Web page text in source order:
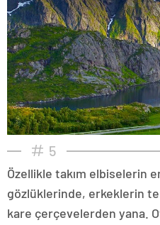
5
Özellikle takım elbiselerin
gözlüklerinde, erkeklerin
kare çerçevelerden yana.